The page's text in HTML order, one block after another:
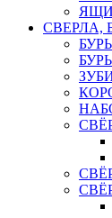
СВЕРЛА,